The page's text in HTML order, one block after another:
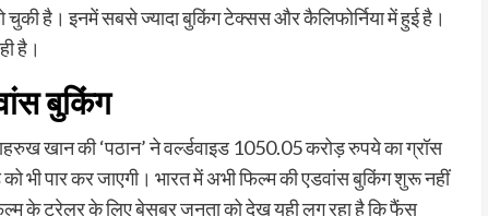
है। इनमें सबसे ज्‍यादा बुकिंग टेक्‍सस और कैलिफोर्निया में हुई है।
है।
बुकिंग
खान की ‘पठान’ ने वर्ल्‍डवाइड 1050.05 करोड़ रुपये का ग्रॉस
पार कर जाएगी। भारत में अभी फिल्‍म की एडवांस बुकिंग शुरू नहीं
के ट्रेलर के लिए बेसब्र जनता को देख यही लग रहा है कि फैंस